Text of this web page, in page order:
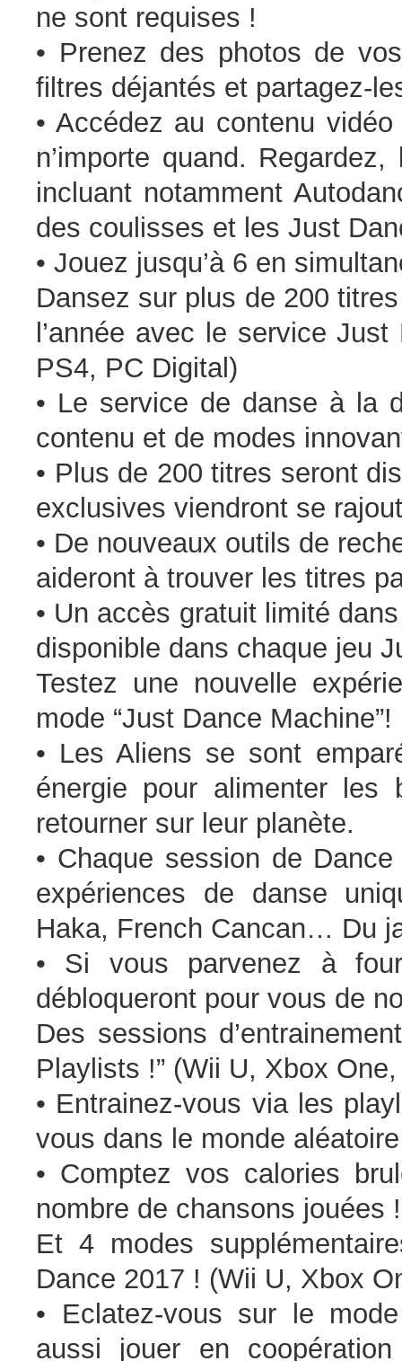
ne sont requises !
• Prenez des photos de
filtres déjantés et partagez-
• Accédez au contenu
n’importe quand.
incluant notamment
des coulisses et les Just
• Jouez jusqu’à 6 en
Dansez sur plus de 200
l’année avec le service
PS4, PC Digital)
• Le service de danse à la
contenu et de modes
• Plus de 200 titres seront
exclusives viendront se
• De nouveaux outils de
aideront à trouver les titres
• Un accès gratuit limité
disponible dans chaque jeu
Testez une nouvelle
mode “Just Dance
• Les Aliens se sont
énergie pour alimenter les
retourner sur leur planète.
• Chaque session de
expériences de danse
Haka, French Cancan… Du
• Si vous parvenez à
débloqueront pour vous de
Des sessions
Playlists !” (Wii U, Xbox
• Entrainez-vous via les
vous dans le monde
• Comptez vos calories
nombre de chansons jouées !
Et 4 modes
Dance 2017 ! (Wii U, Xbox
• Eclatez-vous sur le
aussi jouer en